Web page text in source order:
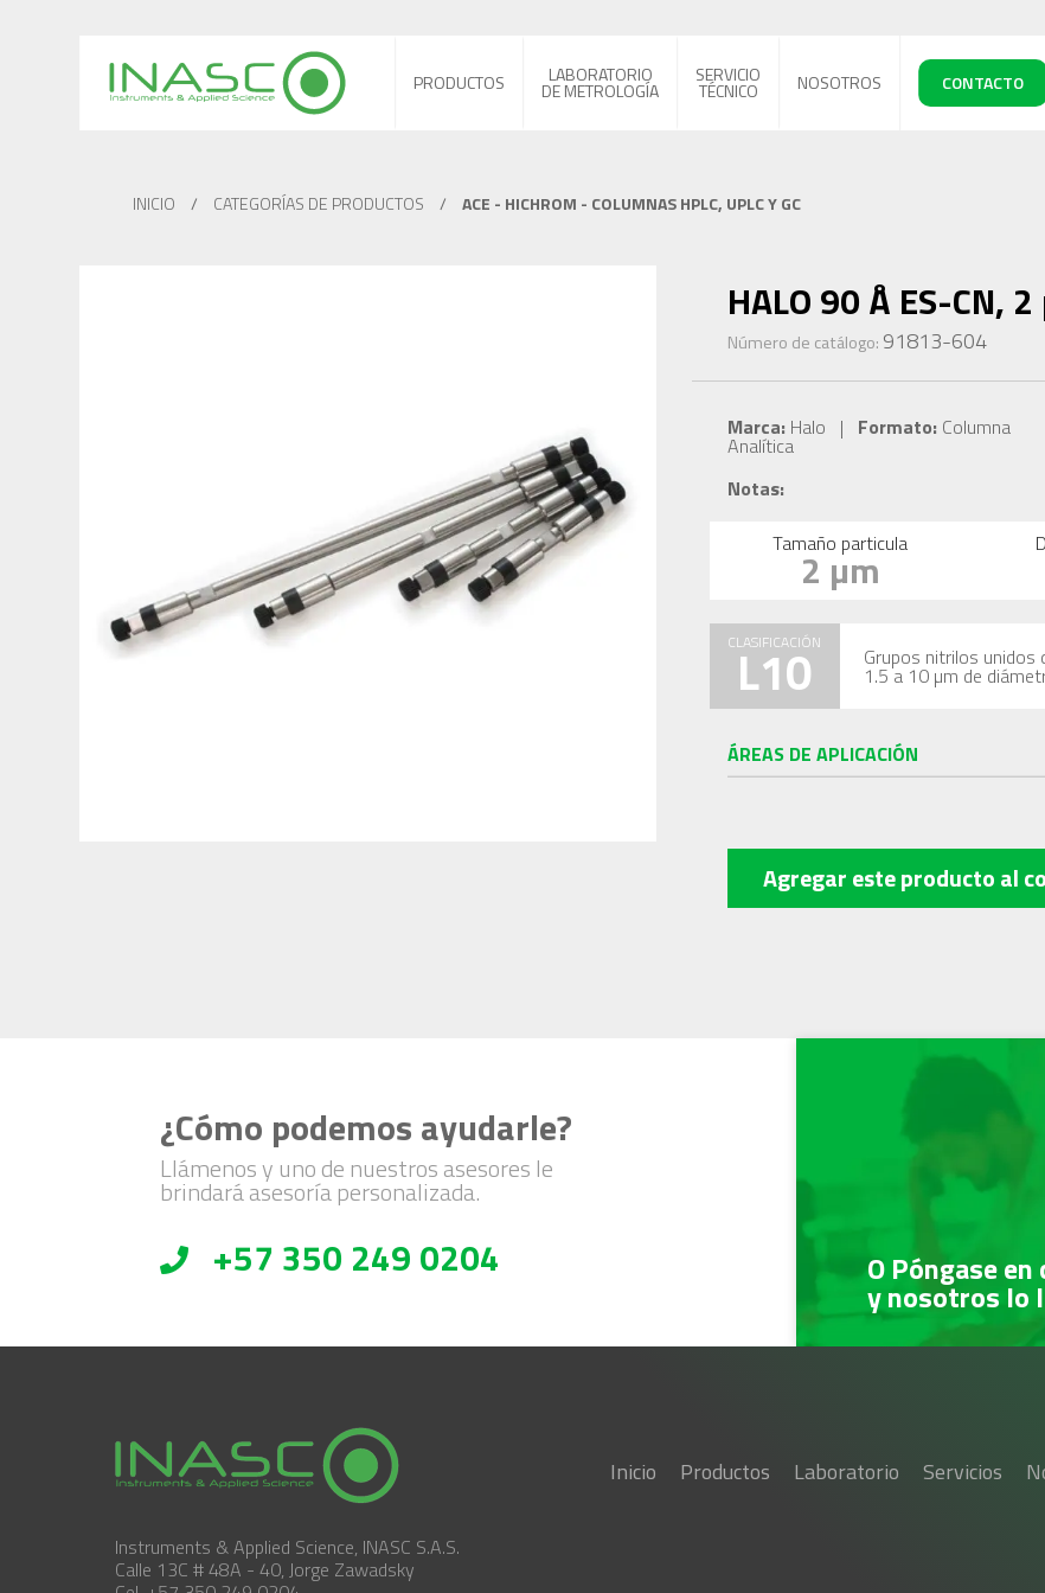
PRODUCTOS LABORATORIO
DE METROLOGÍA
SERVICIO
TÉCNICO NOSOTROS CONTACTO
INICIO / CATEGORÍAS DE PRODUCTOS / ACE - HICHROM - COLUMNAS HPLC, UPLC Y GC
HALO 90 Å ES-CN,
Número de catálogo: 91813-604
Marca:Halo | Formato:Columna
Analítica
Notas:
Tamaño particula
2 µm
CLASIFICACIÓN
L10 Grupos nitrilos unidos
1.5 a 10 µm de
ÁREAS DE APLICACIÓN
Agregar este productoal
¿Cómo podemos ayudarle?
Llámenos y uno de nuestros asesores le
brindará asesoría personalizada.
+57 350 249 0204 O Póngase
y nosotros lo
Instruments & Applied Science, INASC S.A.S.
Calle 13C # 48A - 40, Jorge Zawadsky
Inicio Productos Laboratorio Servicios